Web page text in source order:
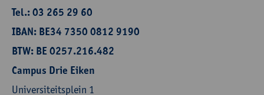
Tel.: 03 265 29 60
IBAN: BE34 7350 0812 9190
BTW: BE 0257.216.482
Campus Drie Eiken
Universiteitsplein 1